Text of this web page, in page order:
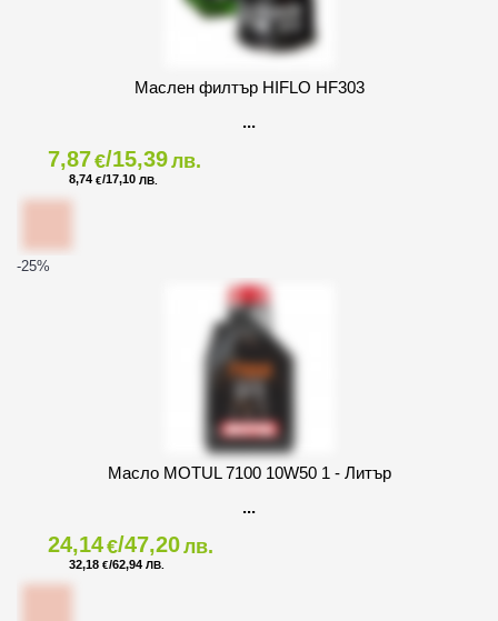
Маслен филтър HIFLO HF303
7,87€/15,39лв.
8,74 €/17,10 ЛВ.
-25%
Масло MOTUL 7100 10W50 1 - Литър
24,14€/47,20лв.
32,18 €/62,94 ЛВ.